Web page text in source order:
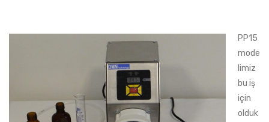
PP15
mode
limiz
bu iş
için
olduk